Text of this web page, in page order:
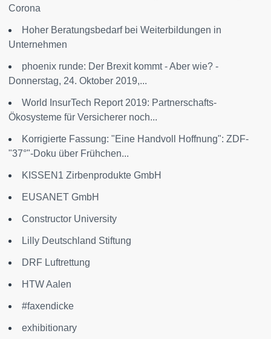
Corona
Hoher Beratungsbedarf bei Weiterbildungen in
Unternehmen
phoenix runde: Der Brexit kommt - Aber wie? -
Donnerstag, 24. Oktober 2019,...
World InsurTech Report 2019: Partnerschafts-
Ökosysteme für Versicherer noch...
Korrigierte Fassung: "Eine Handvoll Hoffnung": ZDF-
"37°"-Doku über Frühchen...
KISSEN1 Zirbenprodukte GmbH
EUSANET GmbH
Constructor University
Lilly Deutschland Stiftung
DRF Luftrettung
HTW Aalen
#faxendicke
exhibitionary